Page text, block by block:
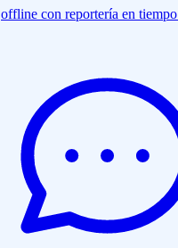
offline con reportería en